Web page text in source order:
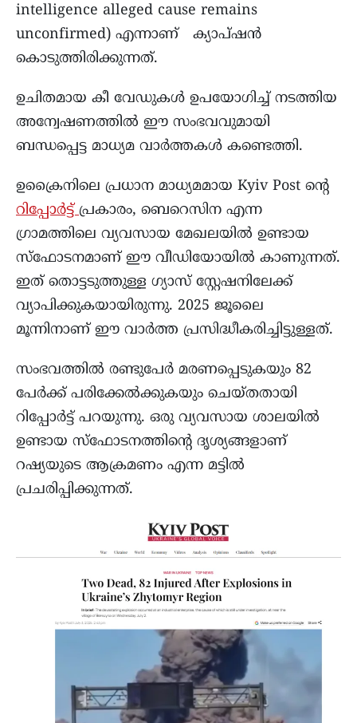
intelligence alleged cause remains
unconfirmed) എന്നാണ് ക്യാപ്ഷൻ
കൊടുത്തിരിക്കുന്നത്.
ഉചിതമായ കീ വേഡുകൾ ഉപയോഗിച്ച് നടത്തിയ
അന്വേഷണത്തിൽ ഈ സംഭവവുമായി
ബന്ധപ്പെട്ട മാധ്യമ വാർത്തകൾ കണ്ടെത്തി.
ഉക്രൈനിലെ പ്രധാന മാധ്യമമായ Kyiv Post ന്റെ
റിപ്പോർട്ട്പ്രകാരം, ബെറെസിന എന്ന
ഗ്രാമത്തിലെ വ്യവസായ മേഖലയിൽ ഉണ്ടായ
സ്‌ഫോടനമാണ് ഈ വീഡിയോയിൽ കാണുന്നത്.
ഇത് തൊട്ടടുത്തുള്ള ഗ്യാസ് സ്റ്റേഷനിലേക്ക്
വ്യാപിക്കുകയായിരുന്നു. 2025 ജൂലൈ
മൂന്നിനാണ് ഈ വാർത്ത പ്രസിദ്ധീകരിച്ചിട്ടുള്ളത്.
സംഭവത്തിൽ രണ്ടുപേർ മരണപ്പെടുകയും 82
പേർക്ക് പരിക്കേൽക്കുകയും ചെയ്തതായി
റിപ്പോർട്ട് പറയുന്നു. ഒരു വ്യവസായ ശാലയിൽ
ഉണ്ടായ സ്ഫോടനത്തിന്റെ ദൃശ്യങ്ങളാണ്
റഷ്യയുടെ ആക്രമണം എന്ന മട്ടിൽ
പ്രചരിപ്പിക്കുന്നത്.